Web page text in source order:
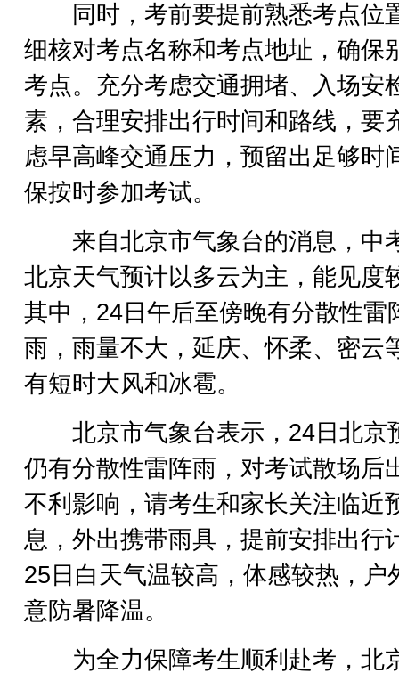
同时，考前要提前熟悉考点位
细核对考点名称和考点地址，确保
考点。充分考虑交通拥堵、入场安
素，合理安排出行时间和路线，要
虑早高峰交通压力，预留出足够时
保按时参加考试。
来自北京市气象台的消息，中
北京天气预计以多云为主，能见度
其中，24日午后至傍晚有分散性雷
雨，雨量不大，延庆、怀柔、密云
有短时大风和冰雹。
北京市气象台表示，24日北京
仍有分散性雷阵雨，对考试散场后
不利影响，请考生和家长关注临近
息，外出携带雨具，提前安排出行
25日白天气温较高，体感较热，户
意防暑降温。
为全力保障考生顺利赴考，北